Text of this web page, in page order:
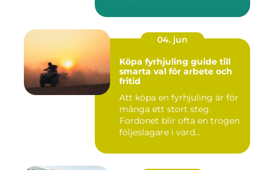
04. jun
Köpa fyrhjuling guide till
smarta val för arbete och
fritid
Att köpa en fyrhjuling är för
många ett stort steg.
Fordonet blir ofta en trogen
följeslagare i vard...